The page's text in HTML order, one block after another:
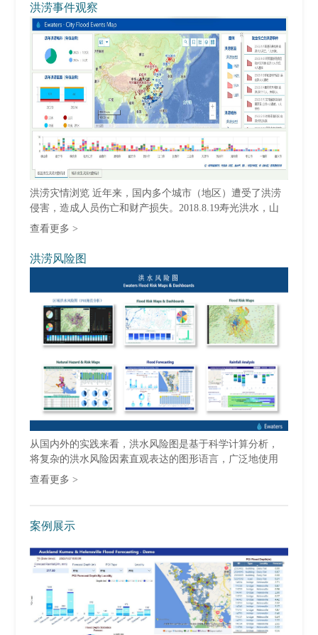
洪涝事件观察
洪涝灾情浏览 近年来，国内多个城市（地区）遭受了洪涝
侵害，造成人员伤亡和财产损失。2018.8.19寿光洪水，山
东全省5...
查看更多 >
洪涝风险图
从国内外的实践来看，洪水风险图是基于科学计算分析，
将复杂的洪水风险因素直观表达的图形语言，广泛地使用
于防洪规划、防汛管理、洪水避难和防...
查看更多 >
案例展示